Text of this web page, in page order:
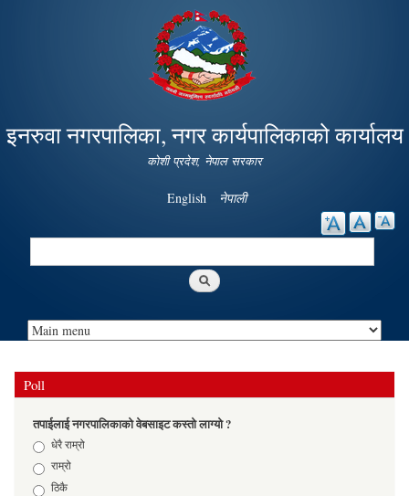
Skip to
main
content
इनरुवा नगरपालिका, नगर कार्यपालिकाको कार्यालय
कोशी प्रदेश, नेपाल सरकार
English नेपाली
Search
Poll
तपाईलाई नगरपालिकाको वेबसाइट कस्तो लाग्यो ?
Choicesधेरै राम्रो
राम्रो
ठिकै